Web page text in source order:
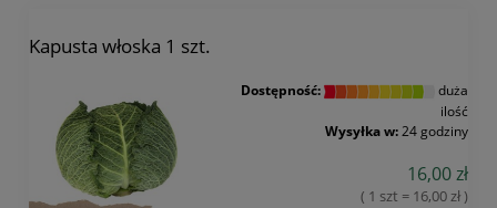
Kapusta włoska 1 szt.
Dostępność:
duża
ilość
Wysyłka w: 24 godziny
16,00 zł
( 1 szt = 16,00 zł )